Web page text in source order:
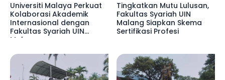
Universiti Malaya Perkuat
Kolaborasi Akademik
Internasional dengan
Fakultas Syariah UIN
Malang
Tingkatkan Mutu Lulusan,
Fakultas Syariah UIN
Malang Siapkan Skema
Sertifikasi Profesi